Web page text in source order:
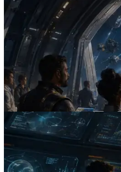
2026.07.04
ERPC Lanceert x402-
RPC — Het Tijdperk
On Demand Voor
Lees dit artikel